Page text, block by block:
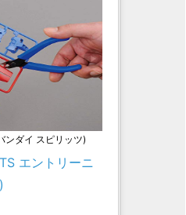
ンダイ スピリッツ)
エントリーニ